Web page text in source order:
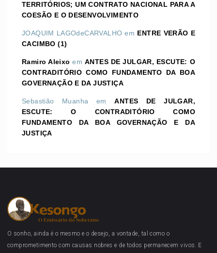
TERRITÓRIOS; UM CONTRATO NACIONAL PARA A
COESÃO E O DESENVOLVIMENTO
JOAQUIM LAGOdeCARVALHO em ENTRE VERÃO E
CACIMBO (1)
Ramiro Aleixo emANTES DE JULGAR, ESCUTE: O
CONTRADITÓRIO COMO FUNDAMENTO DA BOA
GOVERNAÇÃO E DA JUSTIÇA
Sebastião Muanha emANTES DE JULGAR,
ESCUTE: O CONTRADITÓRIO COMO
FUNDAMENTO DA BOA GOVERNAÇÃO E DA
JUSTIÇA
O sonho, ainda é o mesmo e o desejo, a vontade, tal como o
comprometimento com causas nobres e de todos permanecem vivos. E